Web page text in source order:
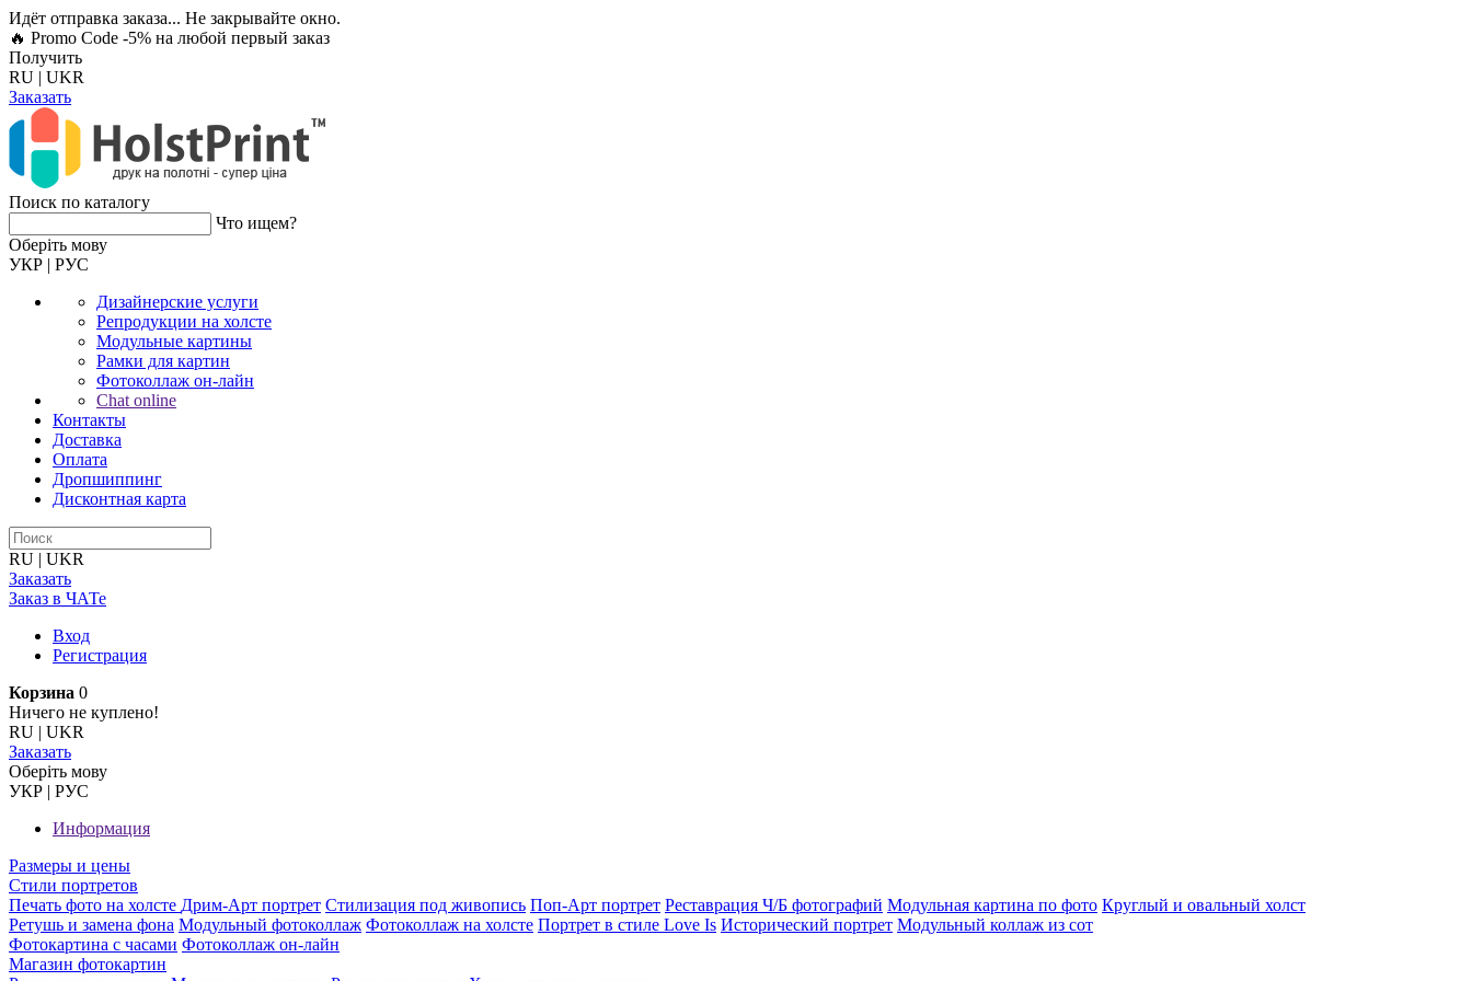
Идёт отправка заказа... Не закрывайте окно.
🔥 Promo Code -5% на любой первый заказ
Получить
RU | UKR
Заказать
Поиск по каталогу
Что ищем?
Оберiть мову
УКР | РУС
Дизайнерские услуги
Репродукции на холсте
Модульные картины
Рамки для картин
Фотоколлаж он-лайн
Chat online
Контакты
Доставка
Оплата
Дропшиппинг
Дисконтная карта
RU | UKR
Заказать
Заказ в ЧАТе
Вход
Регистрация
Корзина 0
Ничего не куплено!
RU | UKR
Заказать
Оберiть мову
УКР | РУС
Информация
Размеры и цены
Стили портретов
Печать фото на холсте Дрим-Арт портрет Стилизация под живопись Поп-Арт портрет Реставрация Ч/Б фотографий Модульная картина по фото Круглый и овальный холст
Ретушь и замена фона Модульный фотоколлаж Фотоколлаж на холсте Портрет в стиле Love Is Исторический портрет Модульный коллаж из сот
Фотокартина с часами Фотоколлаж он-лайн
Магазин фотокартин